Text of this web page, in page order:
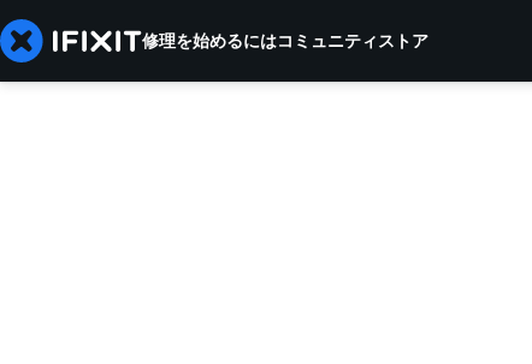
修理を始めるにはコミュニティストア